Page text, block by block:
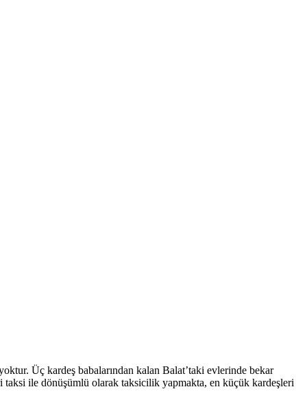
Üç kardeş babalarından kalan Balat’taki evlerinde bekar
taksi ile dönüşümlü olarak taksicilik yapmakta, en küçük kardeşleri